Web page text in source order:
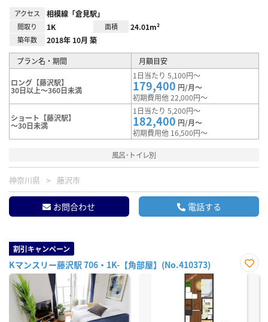
アクセス 相模線「倉見駅」
間取り 1K 面積 24.01m²
築年数 2018年 10月 築
プラン名・期間 月額目安
ロング【藤沢駅】
30日以上～360日未満
1日当たり 5,100円～
179,400 円/月～
初期費用他 22,000円～
ショート【藤沢駅】
～30日未満
1日当たり 5,200円～
182,400 円/月～
初期費用他 16,500円～
風呂･トイレ別
神奈川県 藤沢市
お問合わせ 電話する
割引キャンペーン
Kマンスリー藤沢駅 706・1K-【角部屋】(No.410373)
お気